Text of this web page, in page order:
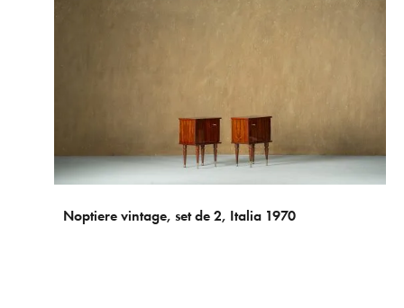
Noptiere vintage, set de 2, Italia 1970